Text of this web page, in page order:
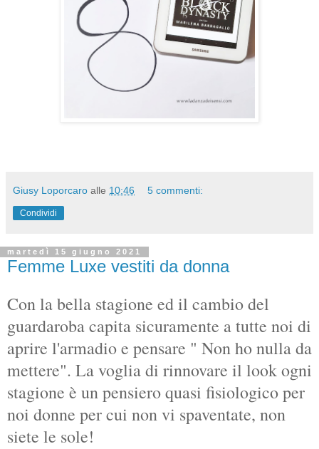
Giusy Loporcaro alle 10:46 5 commenti:
Condividi
martedì 15 giugno 2021
Femme Luxe vestiti da donna
Con la bella stagione ed il cambio del
guardaroba capita sicuramente a tutte noi di
aprire l'armadio e pensare " Non ho nulla da
mettere". La voglia di rinnovare il look ogni
stagione è un pensiero quasi fisiologico per
noi donne per cui non vi spaventate, non
siete le sole!